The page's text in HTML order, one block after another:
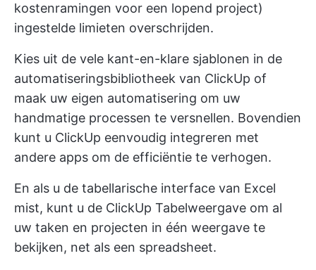
kostenramingen voor een lopend project)
ingestelde limieten overschrijden.
Kies uit de vele kant-en-klare sjablonen in de
automatiseringsbibliotheek van ClickUp of
maak uw eigen automatisering om uw
handmatige processen te versnellen. Bovendien
kunt u ClickUp eenvoudig integreren met
andere apps om de efficiëntie te verhogen.
En als u de tabellarische interface van Excel
mist, kunt u de ClickUp Tabelweergave om al
uw taken en projecten in één weergave te
bekijken, net als een spreadsheet.